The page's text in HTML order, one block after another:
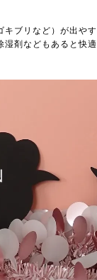
キブリなど）が出や
剤などもあると快適